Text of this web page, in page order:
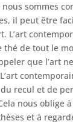
sommes
il peut être
L’art
thé de tout le
que l’art
recul et de
nous oblige
et à